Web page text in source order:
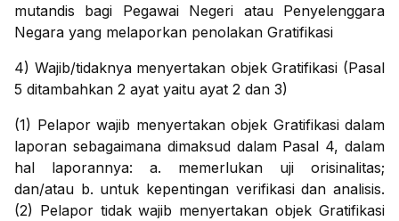
mutandis bagi Pegawai Negeri atau Penyelenggara
Negara yang melaporkan penolakan Gratifikasi
4) Wajib/tidaknya menyertakan objek Gratifikasi (Pasal
5 ditambahkan 2 ayat yaitu ayat 2 dan 3)
(1) Pelapor wajib menyertakan objek Gratifikasi dalam
laporan sebagaimana dimaksud dalam Pasal 4, dalam
hal laporannya: a. memerlukan uji orisinalitas;
dan/atau b. untuk kepentingan verifikasi dan analisis.
(2) Pelapor tidak wajib menyertakan objek Gratifikasi